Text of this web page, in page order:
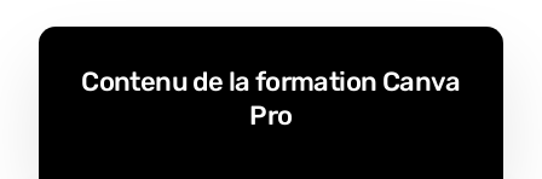
Contenu de la formation Canva
Pro